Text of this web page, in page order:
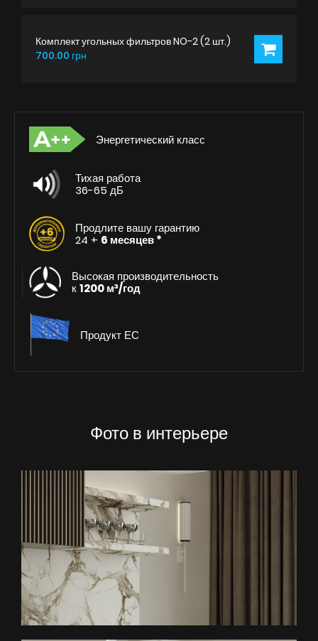
Комплект угольных фильтров NO-2 (2 шт.)
700.00 грн
Энергетический класс
Тихая работа
36-65 дБ
Продлите вашу гарантию
24 + 6 месяцев *
Высокая производительность
к1200 м³/год
Продукт ЕС
Фото в интерьере